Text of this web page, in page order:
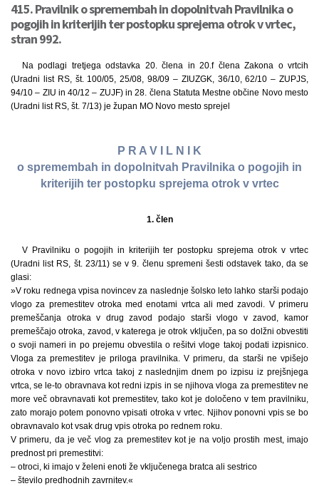
415. Pravilnik o spremembah in dopolnitvah Pravilnika o
pogojih in kriterijih ter postopku sprejema otrok v vrtec,
stran 992.
Na podlagi tretjega odstavka 20. člena in 20.f člena Zakona o vrtcih
(Uradni list RS, št. 100/05, 25/08, 98/09 – ZIUZGK, 36/10, 62/10 – ZUPJS,
94/10 – ZIU in 40/12 – ZUJF) in 28. člena Statuta Mestne občine Novo mesto
(Uradni list RS, št. 7/13) je župan MO Novo mesto sprejel
P R A V I L N I K
o spremembah in dopolnitvah Pravilnika o pogojih in
kriterijih ter postopku sprejema otrok v vrtec
1. člen
V Pravilniku o pogojih in kriterijih ter postopku sprejema otrok v vrtec
(Uradni list RS, št. 23/11) se v 9. členu spremeni šesti odstavek tako, da se
glasi:
»V roku rednega vpisa novincev za naslednje šolsko leto lahko starši podajo
vlogo za premestitev otroka med enotami vrtca ali med zavodi. V primeru
premeščanja otroka v drug zavod podajo starši vlogo v zavod, kamor
premeščajo otroka, zavod, v katerega je otrok vključen, pa so dolžni obvestiti
o svoji nameri in po prejemu obvestila o rešitvi vloge takoj podati izpisnico.
Vloga za premestitev je priloga pravilnika. V primeru, da starši ne vpišejo
otroka v novo izbiro vrtca takoj z naslednjim dnem po izpisu iz prejšnjega
vrtca, se le-to obravnava kot redni izpis in se njihova vloga za premestitev ne
more več obravnavati kot premestitev, tako kot je določeno v tem pravilniku,
zato morajo potem ponovno vpisati otroka v vrtec. Njihov ponovni vpis se bo
obravnavalo kot vsak drug vpis otroka po rednem roku.
V primeru, da je več vlog za premestitev kot je na voljo prostih mest, imajo
prednost pri premestitvi:
– otroci, ki imajo v želeni enoti že vključenega bratca ali sestrico
– število predhodnih zavrnitev.«